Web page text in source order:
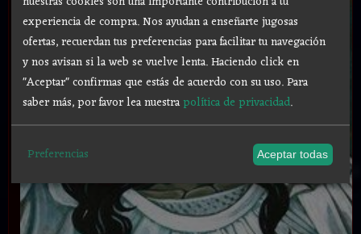
experiencia de compra. Nos ayudan a enseñarte jugosas
ofertas, recuerdan tus preferencias para facilitar tu navegación
y nos avisan si la web se vuelve lenta. Haciendo click en
"Aceptar" confirmas que estás de acuerdo con su uso.Para
saber más, por favor lea nuestrapolítica de privacidad.
Preferencias Aceptar todas